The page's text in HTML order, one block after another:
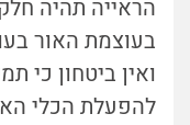
הראייה תהיה
בעוצמת האור
ואין ביטחון כי
להפעלת הכלי